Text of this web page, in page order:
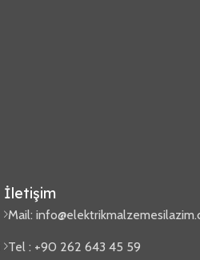
İletişim
Mail:
Tel : +90 262 643 45 59